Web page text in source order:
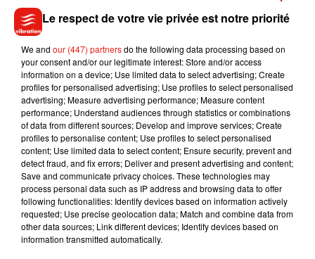
7 août 2026
dans son nouveau clip
7 août 2026
Madonna sort enfin le remix de « Love
Sensation » avec Kylie Minogue
Tayc et Didi B dévoilent le single le plus
dansant de l’année
Le respect de votre vie privée est notre priorité
We and our (447) partnersdo the following data processing based on
your consent and/or our legitimate interest: Store and/or access
information on a device; Use limited data to select advertising; Create
profiles for personalised advertising; Use profiles to select personalised
advertising; Measure advertising performance; Measure content
performance; Understand audiences through statistics or combinations
of data from different sources; Develop and improve services; Create
profiles to personalise content; Use profiles to select personalised
content; Use limited data to select content; Ensure security, prevent and
detect fraud, and fix errors; Deliver and present advertising and content;
Save and communicate privacy choices. These technologies may
process personal data such as IP address and browsing data to offer
following functionalities: Identify devices based on information actively
requested; Use precise geolocation data; Match and combine data from
other data sources; Link different devices; Identify devices based on
information transmitted automatically.